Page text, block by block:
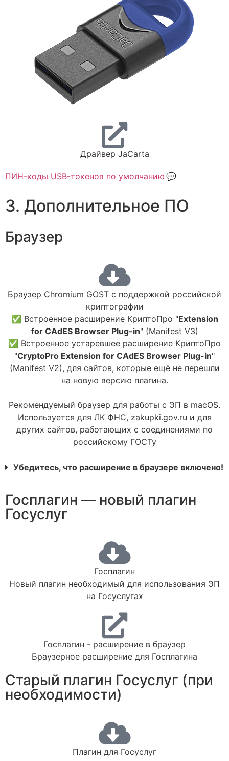
Драйвер JaCarta
ПИН-коды USB-токенов по умолчанию
3. Дополнительное ПО
Браузер
Браузер Chromium GOST с поддержкой российской
криптографии
✅ Встроенное расширение КриптоПро "Extension
for CAdES Browser Plug-in" (Manifest V3)
✅ Встроенное устаревшее расширение КриптоПро
"CryptoPro Extension for CAdES Browser Plug-in"
(Manifest V2), для сайтов, которые ещё не перешли
на новую версию плагина.
Рекомендуемый браузер для работы с ЭП в macOS.
Используется для ЛК ФНС, zakupki.gov.ru и для
других сайтов, работающих с соединениями по
российскому ГОСТу
Убедитесь, что расширение в браузере включено!
Госплагин — новый плагин
Госуслуг
Госплагин
Новый плагин необходимый для использования ЭП
на Госуслугах
Госплагин - расширение в браузер
Браузерное расширение для Госплагина
Старый плагин Госуслуг (при
необходимости)
Плагин для Госуслуг